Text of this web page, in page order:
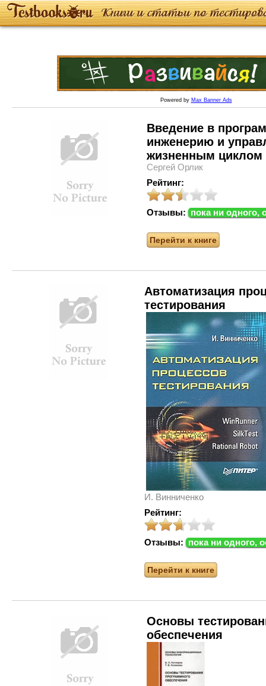
Powered by Max Banner Ads
Введение в
инженерию и
жизненным
Сергей Орлик
Рейтинг:
Отзывы: пока ни одного,
Перейти к книге
Автоматизация
тестирования
И. Винниченко
Рейтинг:
Отзывы: пока ни одного,
Перейти к книге
Основы
обеспечения